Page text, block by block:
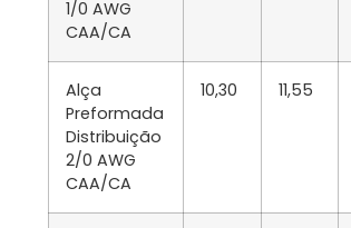
1/0 AWG
CAA/CA
Alça
Preformada
Distribuição
2/0 AWG
CAA/CA
10,30 11,55